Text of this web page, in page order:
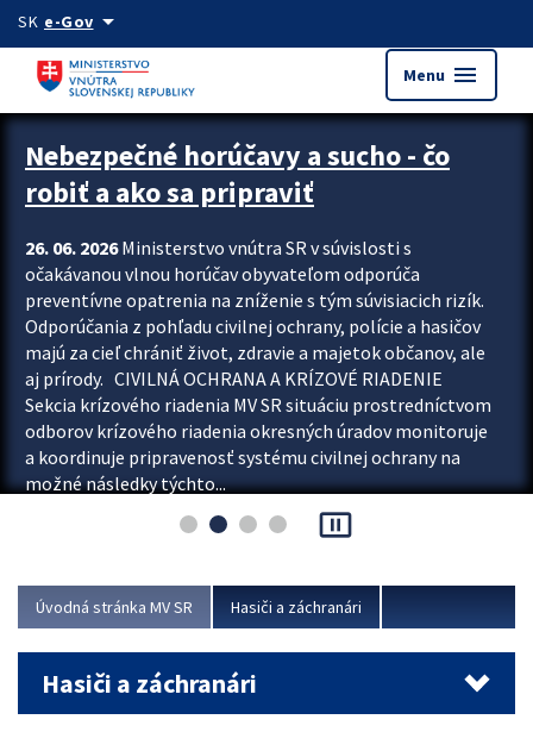
Preskocit na hlavný obsah
SK e-Govarrow_drop_down
Menu menu
Zastavit automatický posun upútavok
Nebezpečné horúčavy a sucho - čo
robiť a ako sa pripraviť
26. 06. 2026Ministerstvo vnútra SR v súvislosti s
očakávanou vlnou horúčav obyvateľom odporúča
preventívne opatrenia na zníženie s tým súvisiacich rizík.
Odporúčania z pohľadu civilnej ochrany, polície a hasičov
majú za cieľ chrániť život, zdravie a majetok občanov, ale
aj prírody. CIVILNÁ OCHRANA A KRÍZOVÉ RIADENIE
Sekcia krízového riadenia MV SR situáciu prostredníctvom
odborov krízového riadenia okresných úradov monitoruje
a koordinuje pripravenosť systému civilnej ochrany na
možné následky týchto...
pause_presentation
Úvodná stránka MV SR Hasiči a záchranári
Hasiči a záchranári